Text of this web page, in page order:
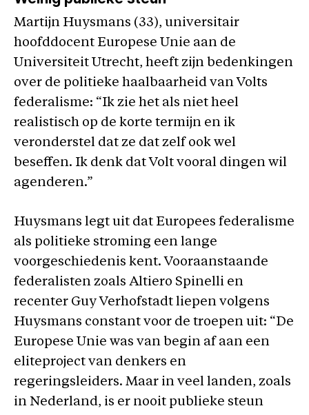
Martijn Huysmans (33), universitair
hoofddocent Europese Unie aan de
Universiteit Utrecht, heeft zijn bedenkingen
over de politieke haalbaarheid van Volts
federalisme: “Ik zie het als niet heel
realistisch op de korte termijn en ik
veronderstel dat ze dat zelf ook wel
beseffen. Ik denk dat Volt vooral dingen wil
agenderen.”
Huysmans legt uit dat Europees federalisme
als politieke stroming een lange
voorgeschiedenis kent. Vooraanstaande
federalisten zoals Altiero Spinelli en
recenter Guy Verhofstadt liepen volgens
Huysmans constant voor de troepen uit: “De
Europese Unie was van begin af aan een
eliteproject van denkers en
regeringsleiders. Maar in veel landen, zoals
in Nederland, is er nooit publieke steun